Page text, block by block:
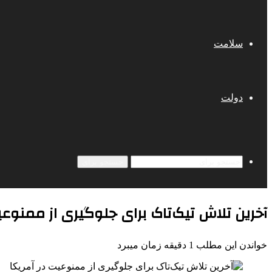
سلامت
دولت
آخرین تلاش تیک‌تاک برای جلوگیری از
خواندن این مطلب 1 دقیقه زمان میبرد